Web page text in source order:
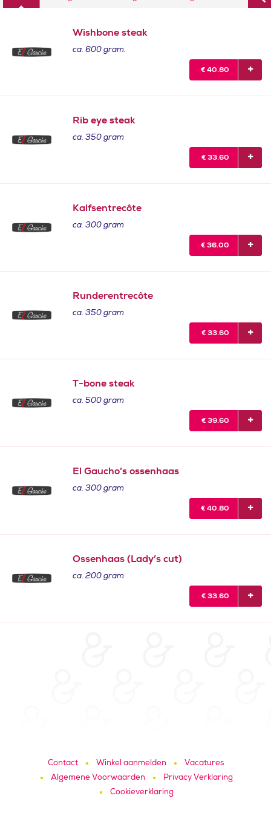
Wishbone steak
ca. 600 gram.
€ 40.80
Rib eye steak
ca. 350 gram
€ 33.60
Kalfsentrecôte
ca. 300 gram
€ 36.00
Runderentrecôte
ca. 350 gram
€ 33.60
T-bone steak
ca. 500 gram
€ 39.60
El Gaucho’s ossenhaas
ca. 300 gram
€ 40.80
Ossenhaas (Lady’s cut)
ca. 200 gram
€ 33.60
Contact Winkel aanmelden
Vacatures
Algemene Voorwaarden
Privacy Verklaring
Cookieverklaring